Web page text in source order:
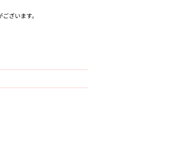
ざいます。